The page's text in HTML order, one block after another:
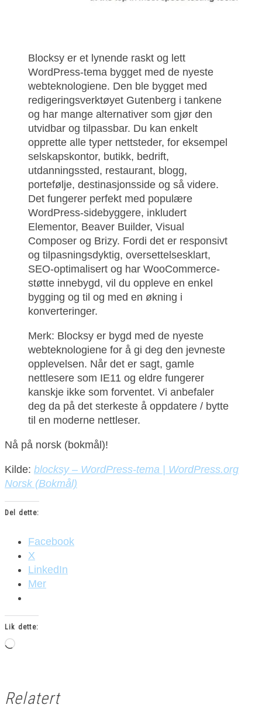
Blocksy er et lynende raskt og lett
WordPress-tema bygget med de nyeste
webteknologiene. Den ble bygget med
redigeringsverktøyet Gutenberg i tankene
og har mange alternativer som gjør den
utvidbar og tilpassbar. Du kan enkelt
opprette alle typer nettsteder, for eksempel
selskapskontor, butikk, bedrift,
utdanningssted, restaurant, blogg,
portefølje, destinasjonsside og så videre.
Det fungerer perfekt med populære
WordPress-sidebyggere, inkludert
Elementor, Beaver Builder, Visual
Composer og Brizy. Fordi det er responsivt
og tilpasningsdyktig, oversettelsesklart,
SEO-optimalisert og har WooCommerce-
støtte innebygd, vil du oppleve en enkel
bygging og til og med en økning i
konverteringer.
Merk: Blocksy er bygd med de nyeste
webteknologiene for å gi deg den jevneste
opplevelsen. Når det er sagt, gamle
nettlesere som IE11 og eldre fungerer
kanskje ikke som forventet. Vi anbefaler
deg da på det sterkeste å oppdatere / bytte
til en moderne nettleser.
Nå på norsk (bokmål)!
Kilde: blocksy – WordPress-tema | WordPress.org
Norsk (Bokmål)
Del dette:
Facebook
X
LinkedIn
Mer
Lik dette:
Laster
Relatert